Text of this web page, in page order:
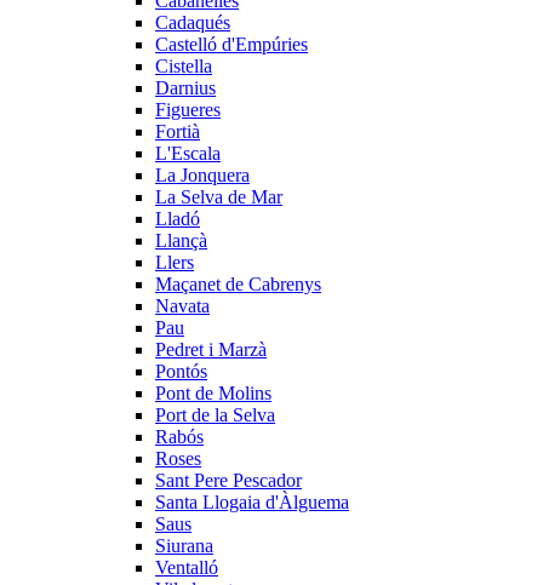
Cadaqués
Castelló d'Empúries
Cistella
Darnius
Figueres
Fortià
L'Escala
La Jonquera
La Selva de Mar
Lladó
Llançà
Llers
Maçanet de Cabrenys
Navata
Pau
Pedret i Marzà
Pontós
Pont de Molins
Port de la Selva
Rabós
Roses
Sant Pere Pescador
Santa Llogaia d'Àlguema
Saus
Siurana
Ventalló